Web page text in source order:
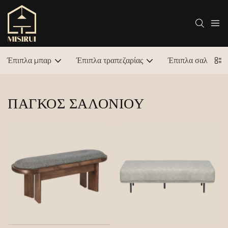
Έπιπλα μπαρ Έπιπλα τραπεζαρίας Έπιπλα σαλονιού
ΠΆΓΚΟΣ ΣΑΛΟΝΙΟΎ